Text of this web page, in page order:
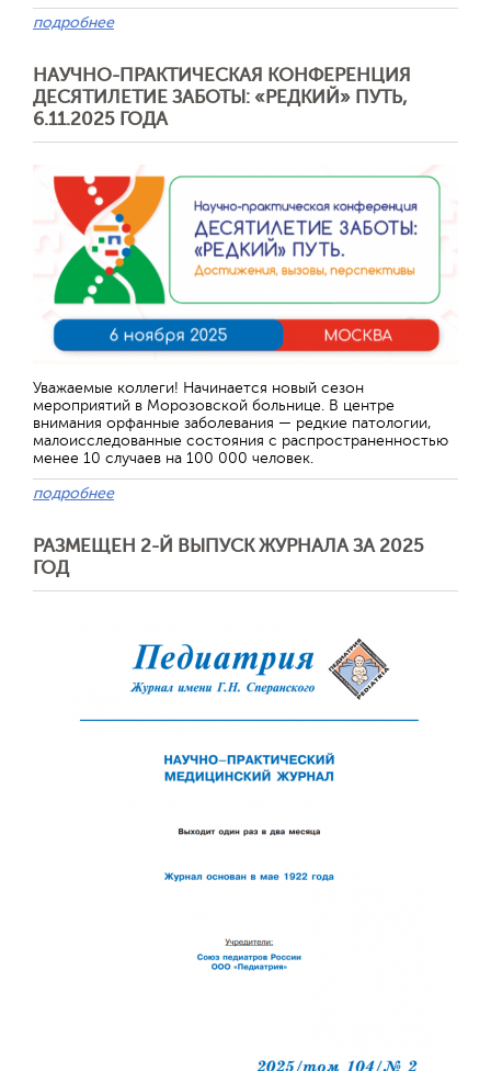
подробнее
НАУЧНО-ПРАКТИЧЕСКАЯ КОНФЕРЕНЦИЯ
ДЕСЯТИЛЕТИЕ ЗАБОТЫ: «РЕДКИЙ» ПУТЬ,
6.11.2025 ГОДА
Уважаемые коллеги! Начинается новый сезон
мероприятий в Морозовской больнице. В центре
внимания орфанные заболевания — редкие патологии,
малоисследованные состояния с распространенностью
менее 10 случаев на 100 000 человек.
подробнее
РАЗМЕЩЕН 2-Й ВЫПУСК ЖУРНАЛА ЗА 2025
ГОД